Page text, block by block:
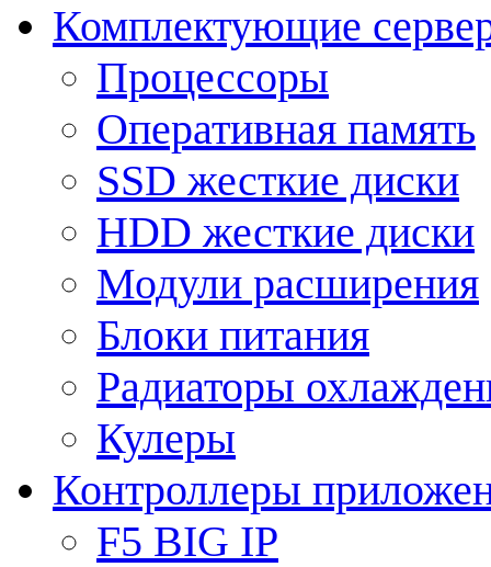
Комплектующие
Процессоры
Оперативная память
SSD жесткие диски
HDD жесткие диски
Модули расширения
Блоки питания
Радиаторы
Кулеры
Контроллеры
F5 BIG IP